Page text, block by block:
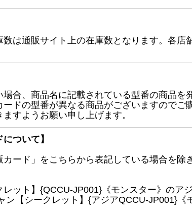
は通販サイト上の在庫数となります。各店
合、商品名に記載されている型番の商品を
ドの型番が異なる商品がございますのでご
すようお願い申し上げます。
ついて】
ード」をこちらから表記している場合を除
ット】{QCCU-JP001}《モンスター》のア
【シークレット】{アジアQCCU-JP001}《